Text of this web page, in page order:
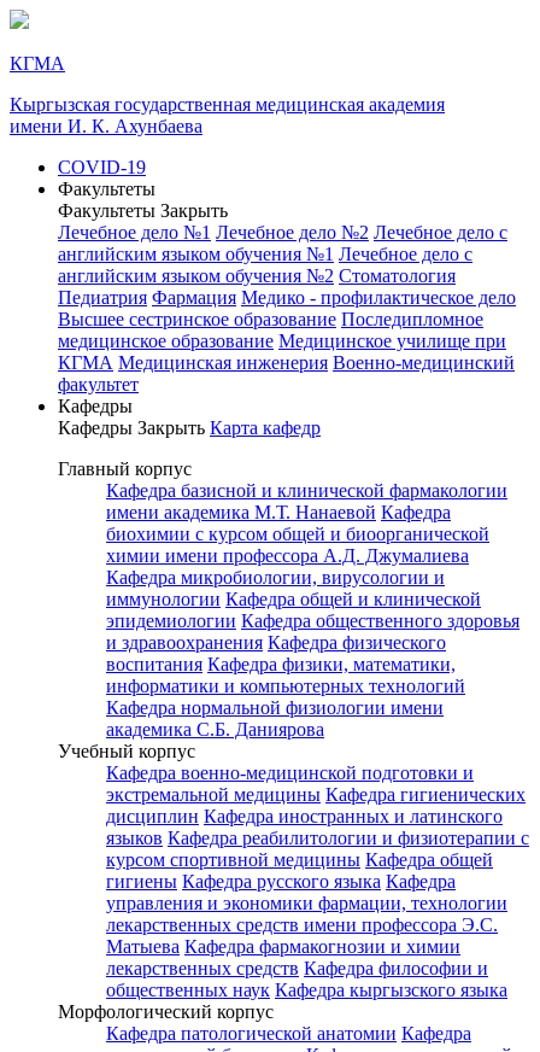
КГМА
Кыргызская государственная медицинская академия
имени И. К. Ахунбаева
COVID-19
Факультеты
Факультеты Закрыть
Лечебное дело №1 Лечебное дело №2 Лечебное дело с
английским языком обучения №1 Лечебное дело с
английским языком обучения №2 Стоматология
Педиатрия Фармация Медико - профилактическое дело
Высшее сестринское образование Последипломное
медицинское образование Медицинское училище при
КГМА Медицинская инженерия Военно-медицинский
факультет
Кафедры
Кафедры Закрыть Карта кафедр
Главный корпус
Кафедра базисной и клинической фармакологии
имени академика М.Т. Нанаевой Кафедра
биохимии с курсом общей и биоорганической
химии имени профессора А.Д. Джумалиева
Кафедра микробиологии, вирусологии и
иммунологии Кафедра общей и клинической
эпидемиологии Кафедра общественного здоровья
и здравоохранения Кафедра физического
воспитания Кафедра физики, математики,
информатики и компьютерных технологий
Кафедра нормальной физиологии имени
академика С.Б. Даниярова
Учебный корпус
Кафедра военно-медицинской подготовки и
экстремальной медицины Кафедра гигиенических
дисциплин Кафедра иностранных и латинского
языков Кафедра реабилитологии и физиотерапии с
курсом спортивной медицины Кафедра общей
гигиены Кафедра русского языка Кафедра
управления и экономики фармации, технологии
лекарственных средств имени профессора Э.С.
Матыева Кафедра фармакогнозии и химии
лекарственных средств Кафедра философии и
общественных наук Кафедра кыргызского языка
Морфологический корпус
Кафедра патологической анатомии Кафедра